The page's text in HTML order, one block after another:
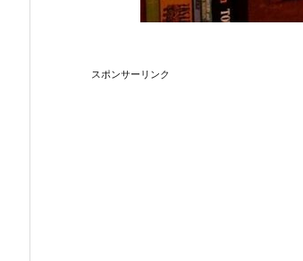
スポンサーリンク